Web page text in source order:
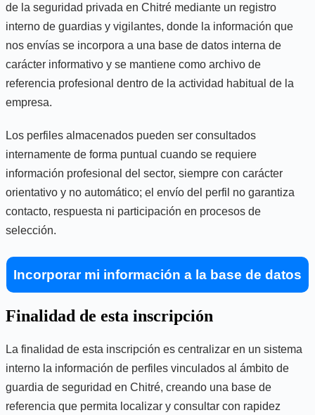
de la seguridad privada en Chitré mediante un registro
interno de guardias y vigilantes, donde la información que
nos envías se incorpora a una base de datos interna de
carácter informativo y se mantiene como archivo de
referencia profesional dentro de la actividad habitual de la
empresa.
Los perfiles almacenados pueden ser consultados
internamente de forma puntual cuando se requiere
información profesional del sector, siempre con carácter
orientativo y no automático; el envío del perfil no garantiza
contacto, respuesta ni participación en procesos de
selección.
Incorporar mi información a la base de datos
Finalidad de esta inscripción
La finalidad de esta inscripción es centralizar en un sistema
interno la información de perfiles vinculados al ámbito de
guardia de seguridad en Chitré, creando una base de
referencia que permita localizar y consultar con rapidez